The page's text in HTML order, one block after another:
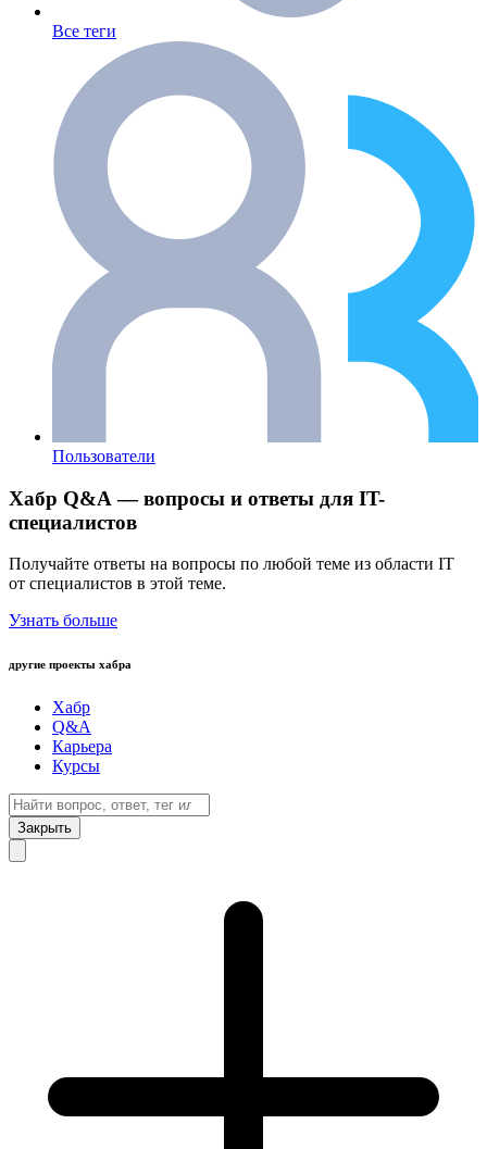
Все теги
Пользователи
Хабр Q&A — вопросы и ответы для IT-
специалистов
Получайте ответы на вопросы по любой теме из области IT
от специалистов в этой теме.
Узнать больше
другие проекты хабра
Хабр
Q&A
Карьера
Курсы
Закрыть